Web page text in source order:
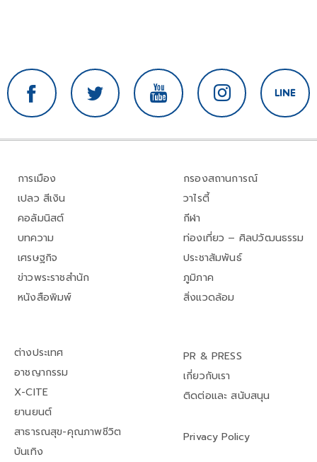
การเมือง
เปลว สีเงิน
คอลัมนิสต์
บทความ
เศรษฐกิจ
ข่าวพระราชสำนัก
หนังสือพิมพ์
กรองสถานการณ์
วาไรตี้
กีฬา
ท่องเที่ยว – ศิลปวัฒนธรรม
ประชาสัมพันธ์
ภูมิภาค
สิ่งแวดล้อม
ต่างประเทศ
อาชญากรรม
X-CITE
ยานยนต์
สาธารณสุข-คุณภาพชีวิต
บันเทิง
PR & PRESS
เกี่ยวกับเรา
ติดต่อและ สนับสนุน
Privacy Policy